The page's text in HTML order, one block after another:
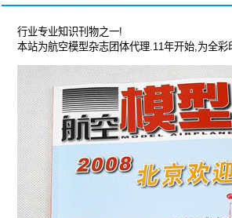
行业专业知识刊物之一!
本站为航空模型杂志团体代理.11年开始,为全